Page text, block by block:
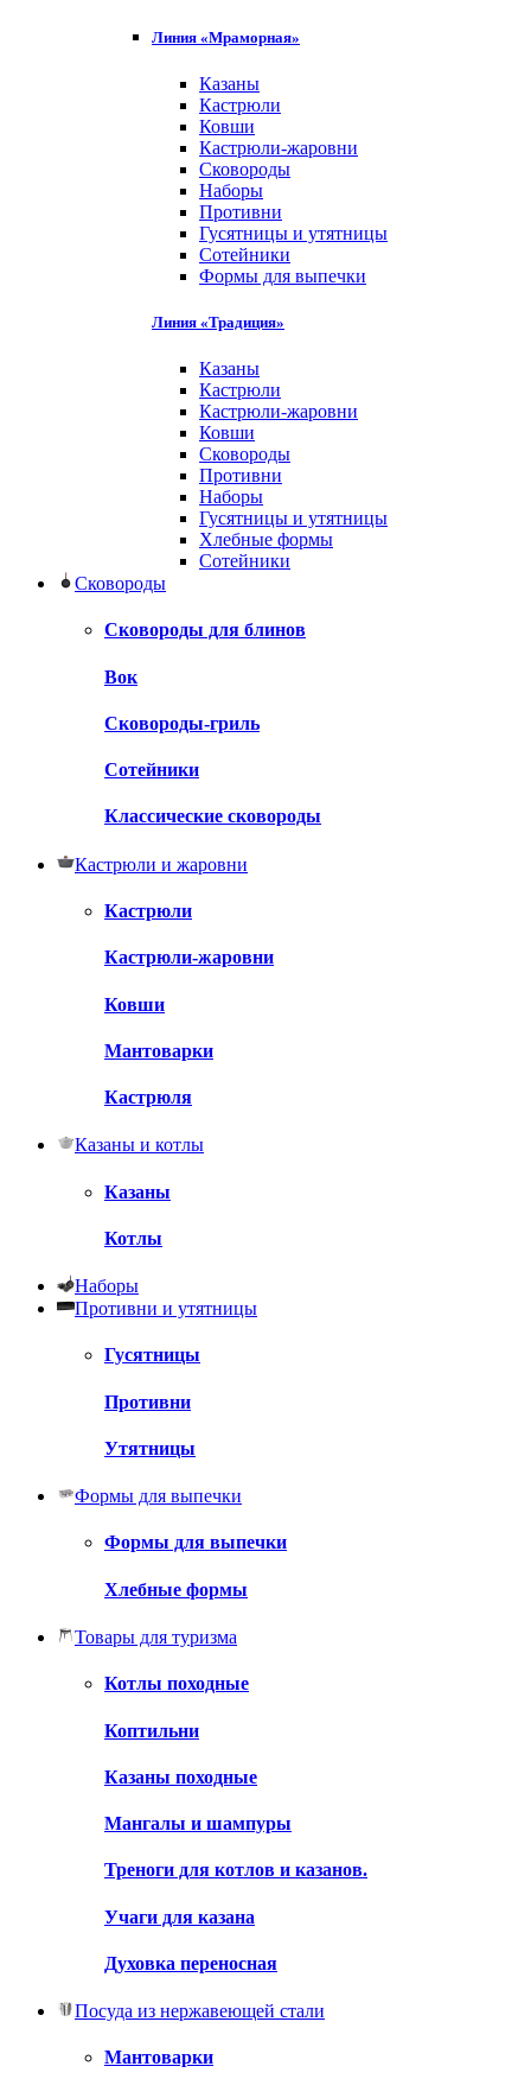
Линия «Мраморная»
Казаны
Кастрюли
Ковши
Кастрюли-жаровни
Сковороды
Наборы
Противни
Гусятницы и утятницы
Сотейники
Формы для выпечки
Линия «Традиция»
Казаны
Кастрюли
Кастрюли-жаровни
Ковши
Сковороды
Противни
Наборы
Гусятницы и утятницы
Хлебные формы
Сотейники
Сковороды
Сковороды для блинов
Вок
Сковороды-гриль
Сотейники
Классические сковороды
Кастрюли и жаровни
Кастрюли
Кастрюли-жаровни
Ковши
Мантоварки
Кастрюля
Казаны и котлы
Казаны
Котлы
Наборы
Противни и утятницы
Гусятницы
Противни
Утятницы
Формы для выпечки
Формы для выпечки
Хлебные формы
Товары для туризма
Котлы походные
Коптильни
Казаны походные
Мангалы и шампуры
Треноги для котлов и казанов.
Учаги для казана
Духовка переносная
Посуда из нержавеющей стали
Мантоварки